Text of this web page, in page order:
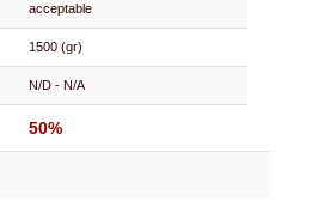
acceptable
1500 (gr)
N/D - N/A
50%